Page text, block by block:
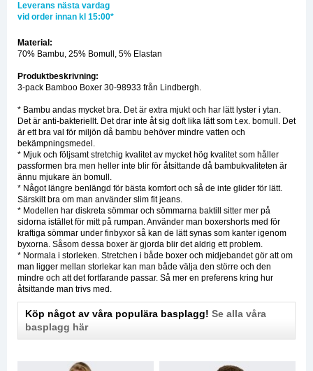
Leverans nästa vardag
vid order innan kl 15:00*
Material:
70% Bambu, 25% Bomull, 5% Elastan
Produktbeskrivning:
3-pack Bamboo Boxer 30-98933 från Lindbergh.
* Bambu andas mycket bra. Det är extra mjukt och har lätt lyster i ytan.
Det är anti-bakteriellt. Det drar inte åt sig doft lika lätt som t.ex. bomull. Det
är ett bra val för miljön då bambu behöver mindre vatten och
bekämpningsmedel.
* Mjuk och följsamt stretchig kvalitet av mycket hög kvalitet som håller
passformen bra men heller inte blir för åtsittande då bambukvaliteten är
ännu mjukare än bomull.
* Något längre benlängd för bästa komfort och så de inte glider för lätt.
Särskilt bra om man använder slim fit jeans.
* Modellen har diskreta sömmar och sömmarna baktill sitter mer på
sidorna istället för mitt på rumpan. Använder man boxershorts med för
kraftiga sömmar under finbyxor så kan de lätt synas som kanter igenom
byxorna. Såsom dessa boxer är gjorda blir det aldrig ett problem.
* Normala i storleken. Stretchen i både boxer och midjebandet gör att om
man ligger mellan storlekar kan man både välja den större och den
mindre och att det fortfarande passar. Så mer en preferens kring hur
åtsittande man trivs med.
Köp något av våra populära basplagg! Se alla våra
basplagg här